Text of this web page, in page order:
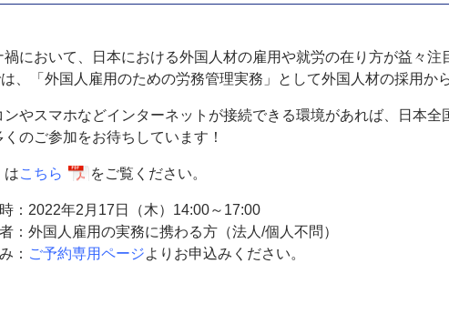
禍において、日本における外国人材の雇用や就労の在り方が益々注
、
「 外国人雇用のための労務管理実務 」 として外国人材の採用か
ンやスマホなどインターネットが接続できる環境があれば、日本
くのご参加をお待ちしています！
はこちら をご覧ください。
： 2022年2 月 17 日（木）14:00～17:00
： 外国人雇用の実務に携わる方（法人 /個人不問）
： ご予約専用ページよりお申込みください。